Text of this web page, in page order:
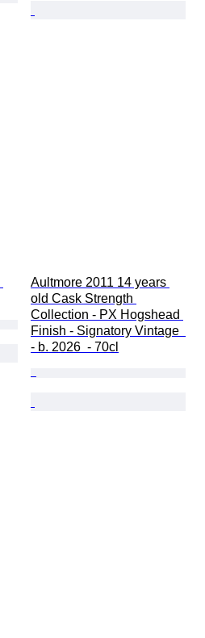
Aultmore 2011 14 years
old Cask Strength
Collection - PX Hogshead
Finish - Signatory Vintage
- b. 2026  - 70cl